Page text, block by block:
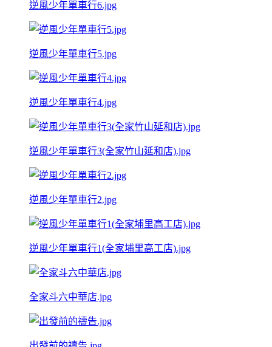
逆風少年單車行6.jpg
逆風少年單車行5.jpg
逆風少年單車行4.jpg
逆風少年單車行3(全家竹山延和店).jpg
逆風少年單車行2.jpg
逆風少年單車行1(全家埔里高工店).jpg
全家斗六中華店.jpg